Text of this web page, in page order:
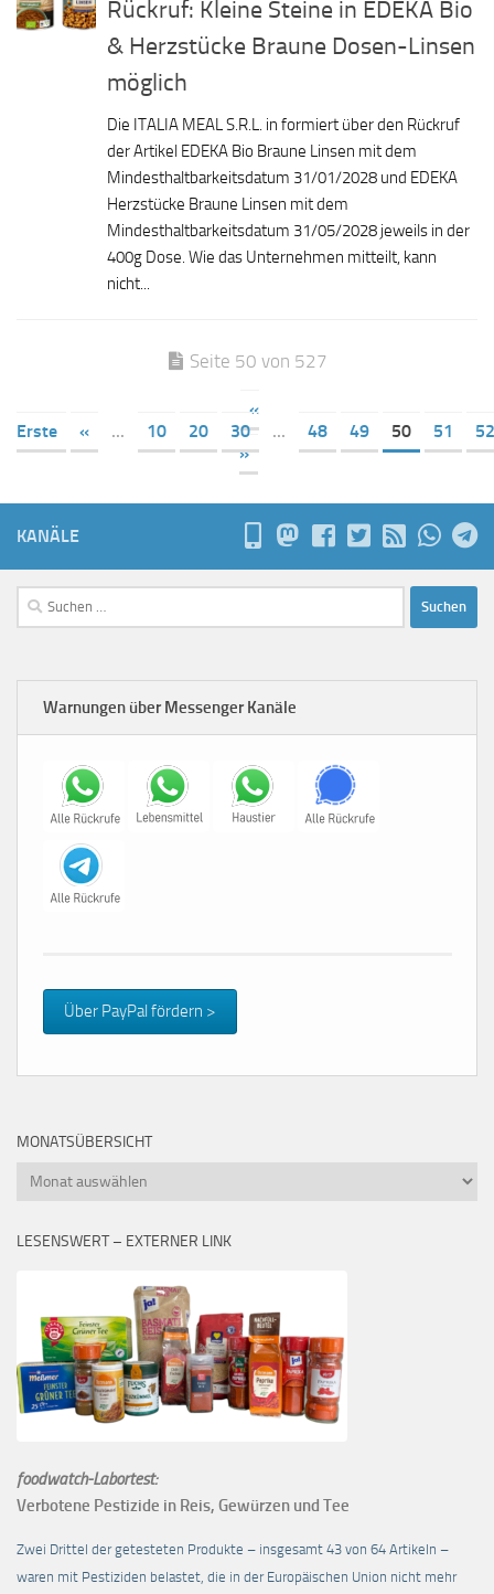
Rückruf: Kleine Steine in EDEKA Bio
& Herzstücke Braune Dosen-Linsen
möglich
Die ITALIA MEAL S.R.L. in formiert über den Rückruf
der Artikel EDEKA Bio Braune Linsen mit dem
Mindesthaltbarkeitsdatum 31/01/2028 und EDEKA
Herzstücke Braune Linsen mit dem
Mindesthaltbarkeitsdatum 31/05/2028 jeweils in der
400g Dose. Wie das Unternehmen mitteilt, kann
nicht...
Seite 50 von 527
«
Erste
« ... 10 20 30 ... 48 49 50 51
52
»
KANÄLE
Suchen
nach:
Warnungen über Messenger Kanäle
Über PayPal fördern >
MONATSÜBERSICHT
Monatsübersicht
LESENSWERT – EXTERNER LINK
foodwatch-Labortest:
Verbotene Pestizide in Reis, Gewürzen und Tee
Zwei Drittel der getesteten Produkte – insgesamt 43 von 64 Artikeln –
waren mit Pestiziden belastet, die in der Europäischen Union nicht mehr